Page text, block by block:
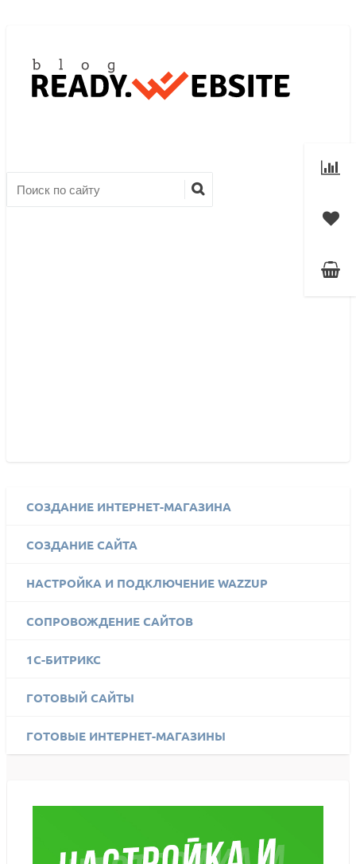
СОЗДАНИЕ ИНТЕРНЕТ-МАГАЗИНА
СОЗДАНИЕ САЙТА
НАСТРОЙКА И ПОДКЛЮЧЕНИЕ WAZZUP
СОПРОВОЖДЕНИЕ САЙТОВ
1C-БИТРИКС
ГОТОВЫЙ САЙТЫ
ГОТОВЫЕ ИНТЕРНЕТ-МАГАЗИНЫ